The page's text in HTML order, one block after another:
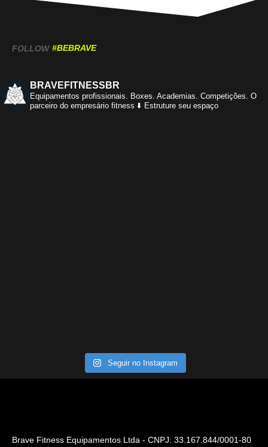
FOLLOW #BEBRAVE
BRAVEFITNESSBR
Equipamentos profissionais. Boxes. Academias. Competições. O
parceiro do empresário fitness ⬇️ Estruture seu espaço
Seguir no Instagram
Brave Fitness Equipamentos Ltda - CNPJ: 33.167.844/0001-80